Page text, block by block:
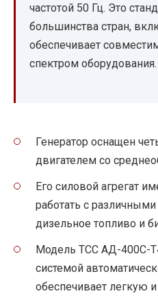
частотой 50 Гц. Это
большинства стран,
обеспечивает
спектром оборудования.
Генератор оснащен
двигателем со
Его силовой агрегат
работать с
дизельное топливо и
Модель ТСС АД-400С-
системой
обеспечивает легкую